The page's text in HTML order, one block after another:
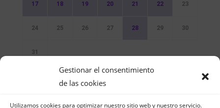
Gestionar el consentimiento
de las cookies
Utilizamos cookies para optimizar nuestro sitio web y nuestro servicio.
17 18 19 20 21 22 23
24 25 26 27 28 29 30
31
Sin Eventos